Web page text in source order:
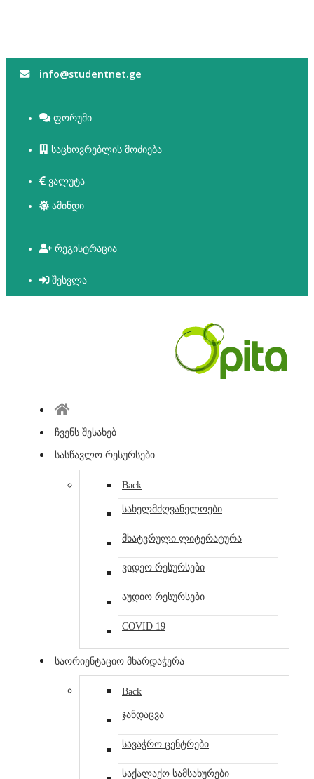
info@studentnet.ge
ფორუმი
საცხოვრებლის მოძიება
ვალუტა
ამინდი
რეგისტრაცია
შესვლა
ჩვენს შესახებ
სასწავლო რესურსები
Back
სახელმძღვანელოები
მხატვრული ლიტერატურა
ვიდეო რესურსები
აუდიო რესურსები
COVID 19
საორიენტაციო მხარდაჭერა
Back
ჯანდაცვა
სავაჭრო ცენტრები
საქალაქო სამსახურები